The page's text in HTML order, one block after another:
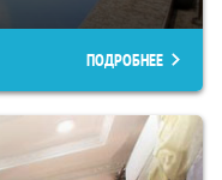
ПОДРОБНЕЕ